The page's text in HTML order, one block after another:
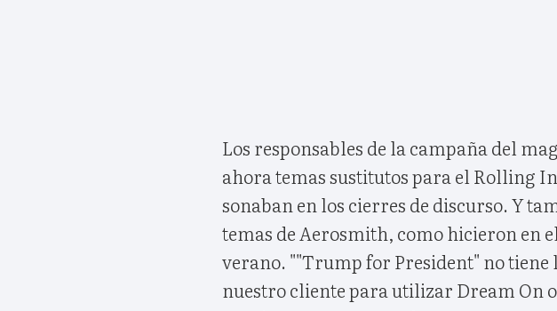
Los responsables de la campaña del
ahora temas sustitutos para el Rolling
sonaban en los cierres de discurso. Y
temas de Aerosmith, como hicieron en
verano. ""Trump for President" no tiene
nuestro cliente para utilizar Dream On